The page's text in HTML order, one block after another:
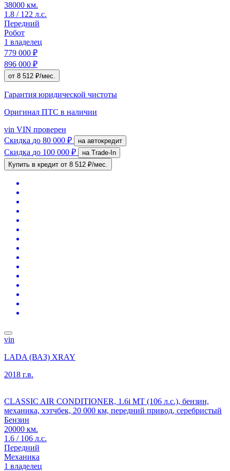
38000 км.
1.8 / 122 л.с.
Передний
Робот
1 владелец
779 000 ₽
896 000 ₽
от 8 512 ₽/мес.
Гарантия юридической чистоты
Оригинал ПТС в наличии
vin VIN проверен
Скидка до 80 000 ₽ на автокредит
Скидка до 100 000 ₽
на Trade-In
Купить в кредит от 8 512 ₽/мес.
vin
LADA (ВАЗ) XRAY
2018 г.в.
CLASSIC AIR CONDITIONER, 1.6i MT (106 л.с.), бензин,
механика, хэтчбек, 20 000 км, передний привод, серебристый
Бензин
20000 км.
1.6 / 106 л.с.
Передний
Механика
1 владелец